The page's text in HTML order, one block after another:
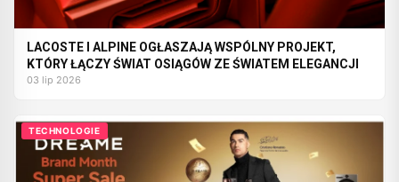
LACOSTE I ALPINE OGŁASZAJĄ WSPÓLNY PROJEKT,
KTÓRY ŁĄCZY ŚWIAT OSIĄGÓW ZE ŚWIATEM ELEGANCJI
03 lip 2026
TECHNOLOGIE